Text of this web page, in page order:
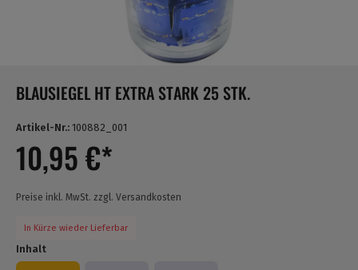
BLAUSIEGEL HT EXTRA STARK 25 STK.
Artikel-Nr.: 100882_001
10,95 €*
Preise inkl. MwSt. zzgl. Versandkosten
In Kürze wieder Lieferbar
Inhalt